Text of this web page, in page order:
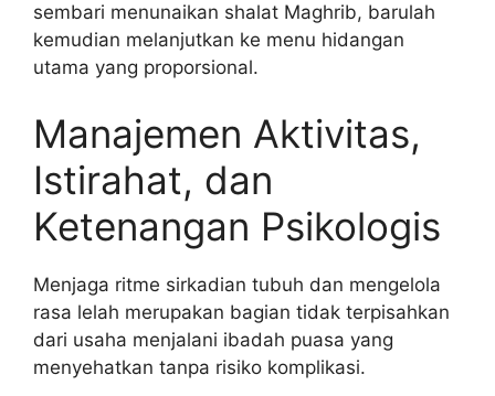
sembari menunaikan shalat Maghrib, barulah
kemudian melanjutkan ke menu hidangan
utama yang proporsional.
Manajemen Aktivitas,
Istirahat, dan
Ketenangan Psikologis
Menjaga ritme sirkadian tubuh dan mengelola
rasa lelah merupakan bagian tidak terpisahkan
dari usaha menjalani ibadah puasa yang
menyehatkan tanpa risiko komplikasi.